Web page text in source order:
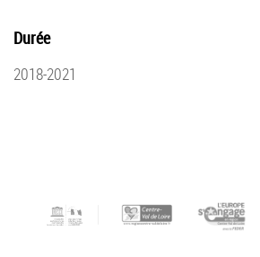
Durée
2018-2021